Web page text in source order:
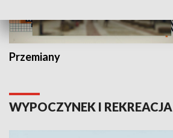
Przemiany
WYPOCZYNEK I REKREACJA